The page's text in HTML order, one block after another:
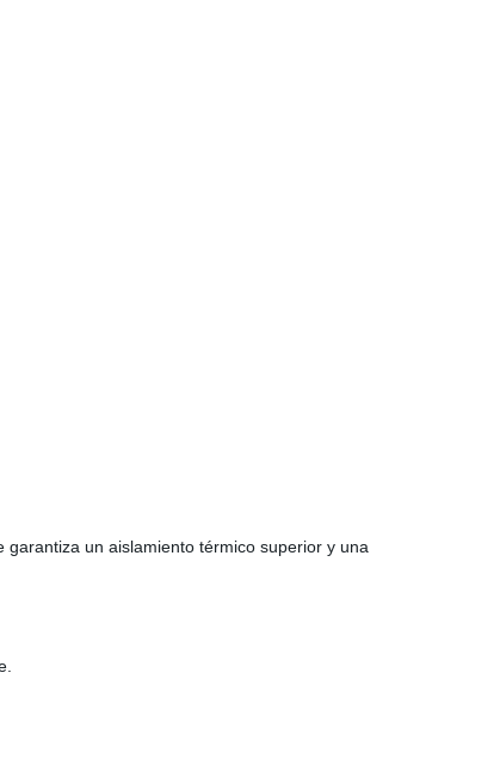
un aislamiento térmico superior y una